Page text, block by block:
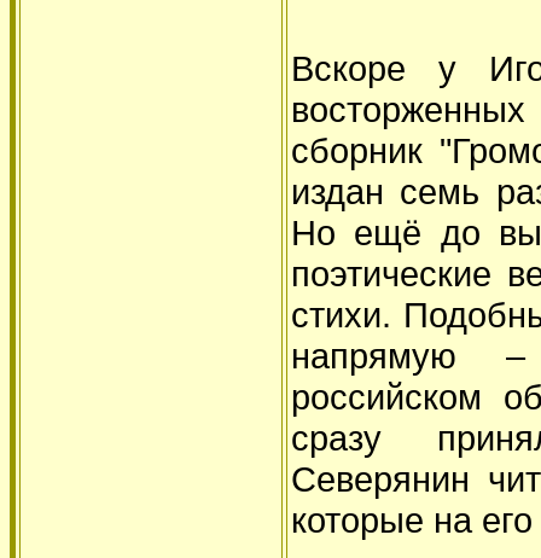
Вскоре у
сборник
издан семь
Но ещё до
поэтические
стихи.
напрямую
российском
сразу
Северянин
которые на